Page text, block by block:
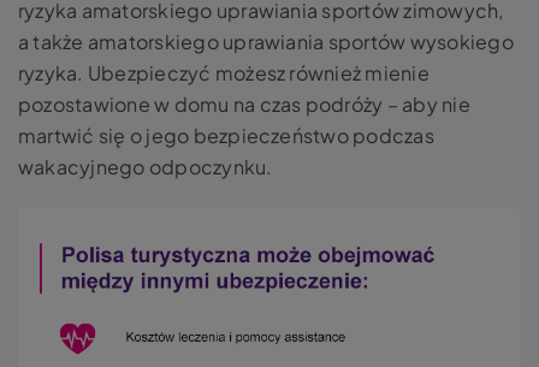
ryzyka amatorskiego uprawiania sportów zimowych,
a także amatorskiego uprawiania sportów wysokiego
ryzyka. Ubezpieczyć możesz również mienie
pozostawione w domu na czas podróży – aby nie
martwić się o jego bezpieczeństwo podczas
wakacyjnego odpoczynku.